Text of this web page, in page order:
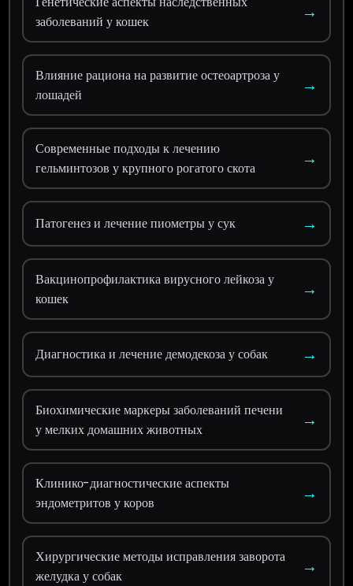
заболеваний у кошек
→
Влияние рациона на развитие остеоартроза у
лошадей
→
Современные подходы к лечению
гельминтозов у крупного рогатого скота
→
Патогенез и лечение пиометры у сук →
Вакцинопрофилактика вирусного лейкоза у
кошек
→
Диагностика и лечение демодекоза у собак →
Биохимические маркеры заболеваний печени
у мелких домашних животных
→
Клинико-диагностические аспекты
эндометритов у коров
→
Хирургические методы исправления заворота
желудка у собак
→